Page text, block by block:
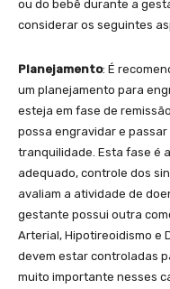
ou do bebê durante a
considerar os seguintes
Planejamento: É
um planejamento para
esteja em fase de
possa engravidar e
tranquilidade. Esta fase é
adequado, controle dos
avaliam a atividade de
gestante possui outra
Arterial, Hipotireoidismo e
devem estar controladas
muito importante nesses